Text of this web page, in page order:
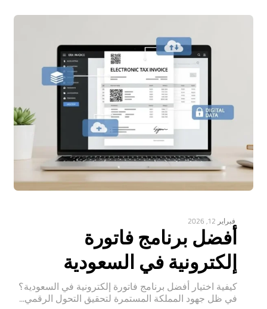
فبراير 12, 2026
أفضل برنامج فاتورة
إلكترونية في السعودية
كيفية اختيار أفضل برنامج فاتورة إلكترونية في السعودية؟
في ظل جهود المملكة المستمرة لتحقيق التحول الرقمي...